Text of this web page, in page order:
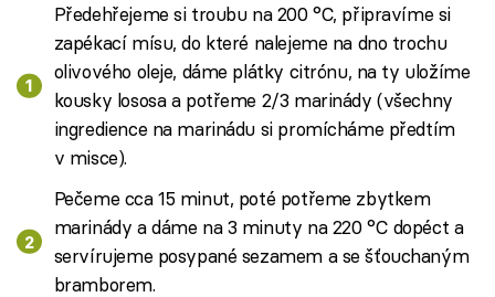
Předehřejeme si troubu na 200 °C, připravíme si
zapékací mísu, do které nalejeme na dno trochu
olivového oleje, dáme plátky citrónu, na ty uložíme
kousky lososa a potřeme 2/3 marinády (všechny
ingredience na marinádu si promícháme předtím
v misce).
Pečeme cca 15 minut, poté potřeme zbytkem
marinády a dáme na 3 minuty na 220 °C dopéct a
servírujeme posypané sezamem a se šťouchaným
bramborem.